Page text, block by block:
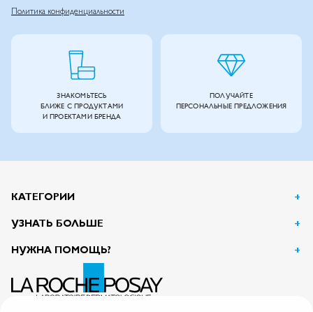
Политика конфиденциальности
ЗНАКОМЬТЕСЬ
БЛИЖЕ С ПРОДУКТАМИ
И ПРОЕКТАМИ БРЕНДА
ПОЛУЧАЙТЕ
ПЕРСОНАЛЬНЫЕ ПРЕДЛОЖЕНИЯ
КАТЕГОРИИ
УЗНАТЬ БОЛЬШЕ
НУЖНА ПОМОЩЬ?